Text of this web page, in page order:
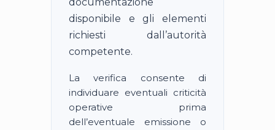
disponibile e gli elementi
richiesti dall’autorità
competente.
La verifica consente di
individuare eventuali criticità
operative prima
dell’eventuale emissione o